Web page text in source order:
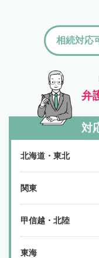
弁
相続対応
対
北海道・東北
関東
甲信越・北陸
東海